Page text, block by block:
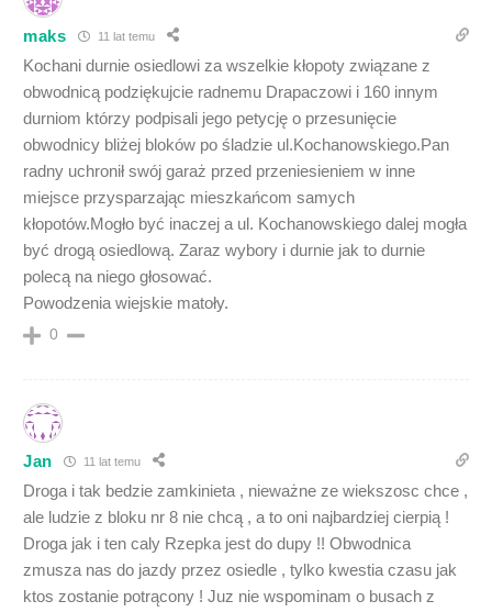
maks 11 lat temu
Kochani durnie osiedlowi za wszelkie kłopoty związane z
obwodnicą podziękujcie radnemu Drapaczowi i 160 innym
durniom którzy podpisali jego petycję o przesunięcie
obwodnicy bliżej bloków po śladzie ul.Kochanowskiego.Pan
radny uchronił swój garaż przed przeniesieniem w inne
miejsce przysparzając mieszkańcom samych
kłopotów.Mogło być inaczej a ul. Kochanowskiego dalej mogła
być drogą osiedlową. Zaraz wybory i durnie jak to durnie
polecą na niego głosować.
Powodzenia wiejskie matoły.
0
Jan 11 lat temu
Droga i tak bedzie zamkinieta , nieważne ze wiekszosc chce ,
ale ludzie z bloku nr 8 nie chcą , a to oni najbardziej cierpią !
Droga jak i ten caly Rzepka jest do dupy !! Obwodnica
zmusza nas do jazdy przez osiedle , tylko kwestia czasu jak
ktos zostanie potrącony ! Juz nie wspominam o busach z